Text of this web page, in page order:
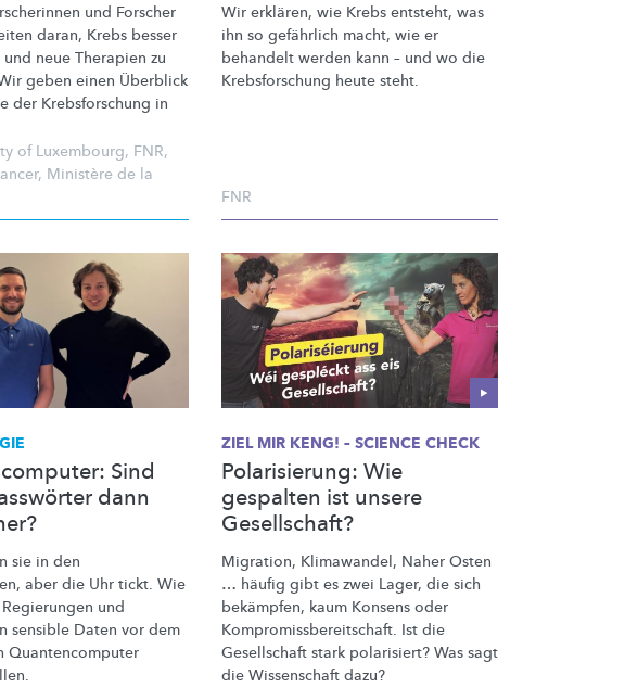
und Forscher
daran, Krebs besser
neue Therapien zu
geben einen Überblick
der Krebsforschung in
of Luxembourg, FNR,
, Ministère de la
Wir erklären, wie Krebs entsteht, was
ihn so gefährlich macht, wie er
behandelt werden kann – und wo die
Krebsforschung heute steht.
FNR
Sind
dann
sie in den
aber die Uhr tickt. Wie
und
sensible Daten vor dem
Quantencomputer
ZIEL MIR KENG! – SCIENCE CHECK
Polarisierung: Wie
gespalten ist unsere
Gesellschaft?
Migration, Klimawandel, Naher Osten
… häufig gibt es zwei Lager, die sich
bekämpfen, kaum Konsens oder
Kompromissbereitschaft. Ist die
Gesellschaft stark polarisiert? Was sagt
die Wissenschaft dazu?